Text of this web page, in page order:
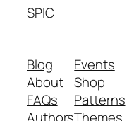
SPIC
Blog
About
FAQs
Events
Shop
Patterns